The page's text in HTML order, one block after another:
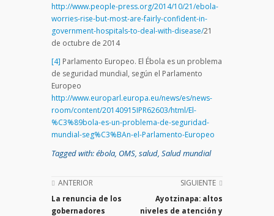
http://www.people-press.org/2014/10/21/ebola-
worries-rise-but-most-are-fairly-confident-in-
government-hospitals-to-deal-with-disease/21
de octubre de 2014
[4] Parlamento Europeo. El Ébola es un problema
de seguridad mundial, según el Parlamento
Europeo
http://www.europarl.europa.eu/news/es/news-
room/content/20140915IPR62603/html/El-
%C3%89bola-es-un-problema-de-seguridad-
mundial-seg%C3%BAn-el-Parlamento-Europeo
Tagged with:ébola OMS salud Salud mundial
ANTERIOR
La renuncia de los
gobernadores
SIGUIENTE
Ayotzinapa: altos
niveles de atención y